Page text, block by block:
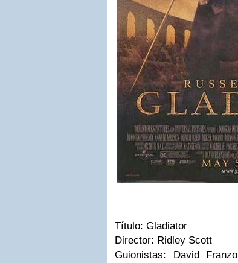
Título: Gladiator
Director: Ridley Scott
Guionistas: David